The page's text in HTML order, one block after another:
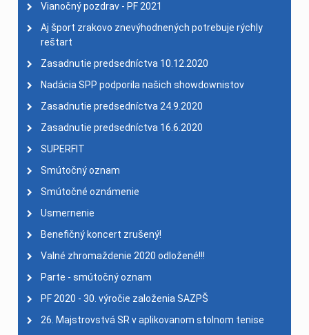
Vianočný pozdrav - PF 2021
Aj šport zrakovo znevýhodnených potrebuje rýchly
reštart
Zasadnutie predsedníctva 10.12.2020
Nadácia SPP podporila našich showdownistov
Zasadnutie predsedníctva 24.9.2020
Zasadnutie predsedníctva 16.6.2020
SUPERFIT
Smútočný oznam
Smútočné oznámenie
Usmernenie
Benefičný koncert zrušený!
Valné zhromaždenie 2020 odložené!!!
Parte - smútočný oznam
PF 2020 - 30. výročie založenia SAZPŠ
26. Majstrovstvá SR v aplikovanom stolnom tenise